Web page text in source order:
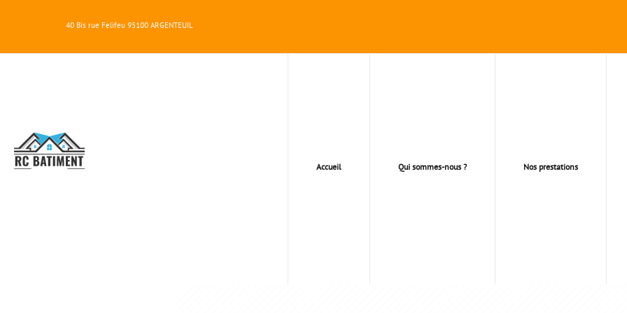
40 Bis rue Felifeu 95100 ARGENTEUIL
RC
BATIMENT
Accueil Qui sommes-nous ? Nos prestations